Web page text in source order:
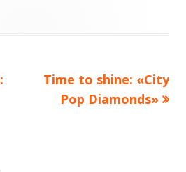
Artículo
siguiente
Time to shine: «City
Pop Diamonds»